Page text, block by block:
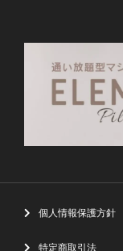
個人情報保護方針
特定商取引法